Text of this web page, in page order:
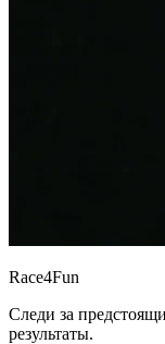
Race4Fun
Следи за
результаты.